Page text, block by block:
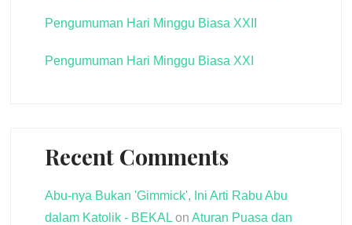
Pengumuman Hari Minggu Biasa XXII
Pengumuman Hari Minggu Biasa XXI
Recent Comments
Abu-nya Bukan 'Gimmick', Ini Arti Rabu Abu
dalam Katolik - BEKALon Aturan Puasa dan